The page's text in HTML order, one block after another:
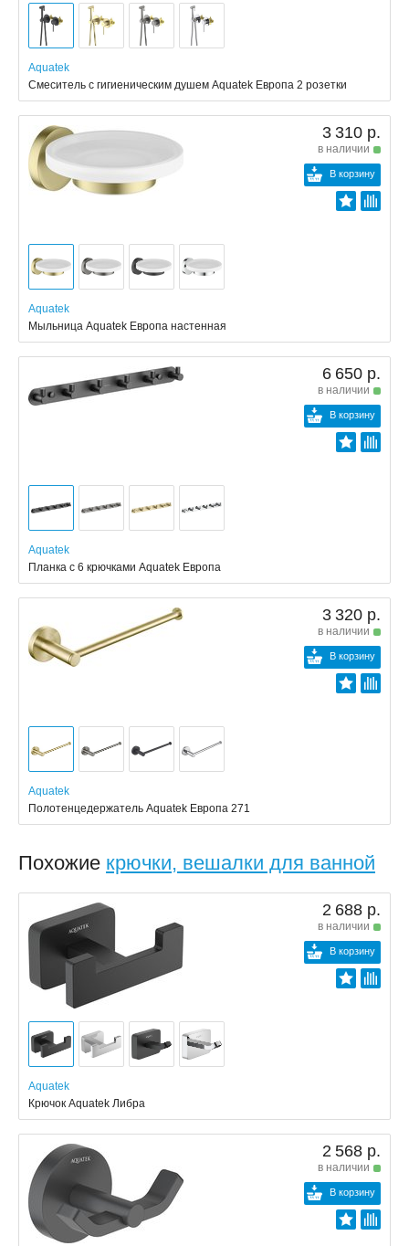
Aquatek
Смеситель с гигиеническим душем Aquatek Европа 2 розетки
3 310 р.
в наличии
В корзину
Aquatek
Мыльница Aquatek Европа настенная
6 650 р.
в наличии
В корзину
Aquatek
Планка с 6 крючками Aquatek Европа
3 320 р.
в наличии
В корзину
Aquatek
Полотенцедержатель Aquatek Европа 271
Похожие крючки, вешалки для ванной
2 688 р.
в наличии
В корзину
Aquatek
Крючок Aquatek Либра
2 568 р.
в наличии
В корзину